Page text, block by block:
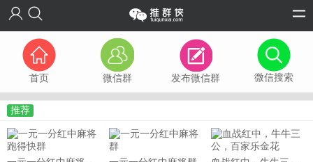
首页 微信群 发布微信群 微信搜索
推荐